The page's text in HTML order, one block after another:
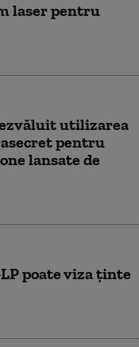
laser pentru
utilizarea
pentru
lansate de
poate viza ținte